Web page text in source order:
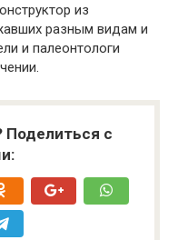
из
разным видам и
и палеонтологи
Поделиться с